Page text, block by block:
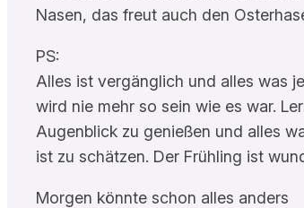
Nasen, das freut auch den
PS:
Alles ist vergänglich und alles was
wird nie mehr so sein wie es war.
Augenblick zu genießen und alles
ist zu schätzen. Der Frühling ist
Morgen könnte schon alles anders